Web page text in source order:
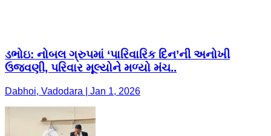
ડભોઇ: નોબલ ગ્રુપમાં ‘પારિવારિક દિન’ની અનોખી
ઉજવણી, પરિવાર મૂલ્યોને મળ્યો મંચ..
Dabhoi, Vadodara | Jan 1, 2026